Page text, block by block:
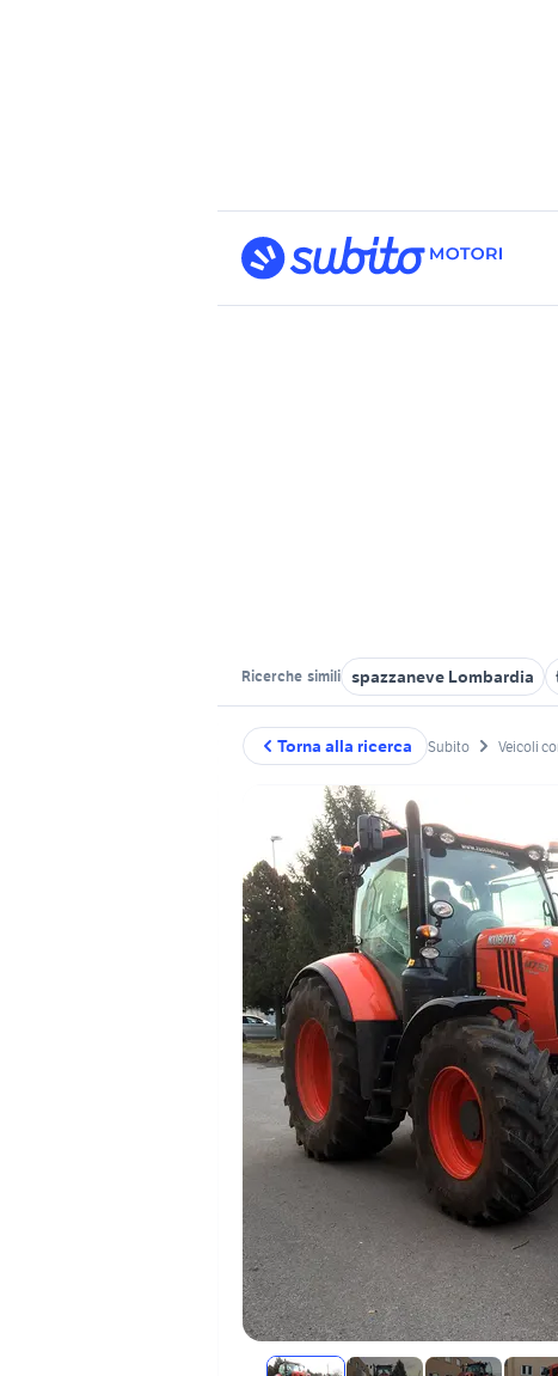
Ricerche simili spazzaneve Lombardia
Torna alla ricerca Subito Veicoli